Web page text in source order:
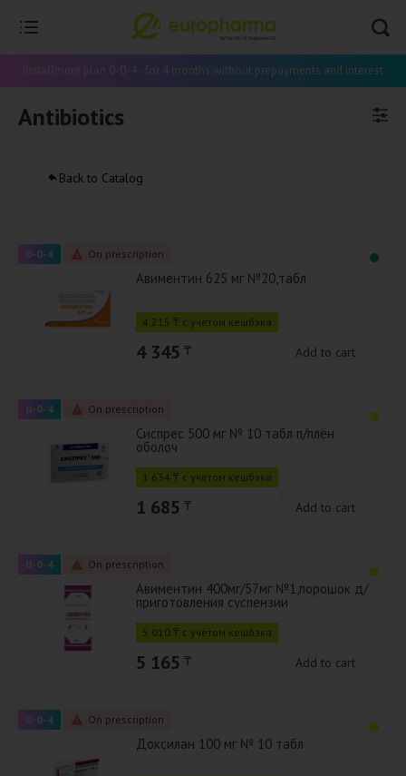
Installment plan 0-0-4 - for 4 months without prepayments and interest
Antibiotics
Back to Catalog
0-0-4 On prescription
Авиментин 625 мг №20,табл
4 215 ₸ с учётом кешбэка
4 345 ₸ Add to cart
0-0-4 On prescription
Сиспрес 500 мг № 10 табл п/плён
оболоч
1 634 ₸ с учётом кешбэка
1 685 ₸ Add to cart
0-0-4 On prescription
Авиментин 400мг/57мг №1,порошок д/
приготовления суспензии
5 010 ₸ с учётом кешбэка
5 165 ₸ Add to cart
0-0-4 On prescription
Доксилан 100 мг № 10 табл